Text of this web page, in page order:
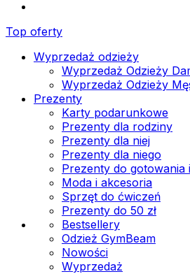
Top oferty
Wyprzedaż odzieży
Wyprzedaż Odzieży
Wyprzedaż Odzieży
Prezenty
Karty podarunkowe
Prezenty dla rodziny
Prezenty dla niej
Prezenty dla niego
Prezenty do gotowania
Moda i akcesoria
Sprzęt do ćwiczeń
Prezenty do 50 zł
Bestsellery
Odzież GymBeam
Nowości
Wyprzedaż